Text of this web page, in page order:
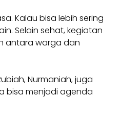
Kalau bisa lebih sering
Selain sehat, kegiatan
antara warga dan
Nurmaniah, juga
bisa menjadi agenda